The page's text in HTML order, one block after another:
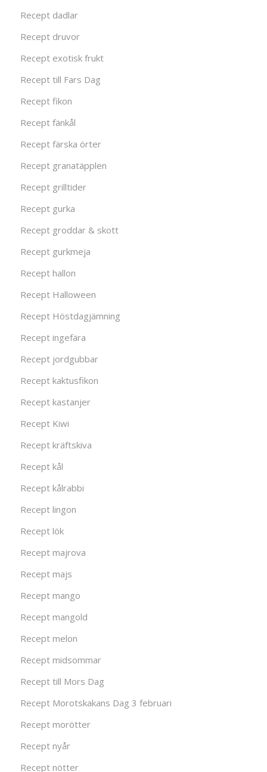
Recept dadlar
Recept druvor
Recept exotisk frukt
Recept till Fars Dag
Recept fikon
Recept fänkål
Recept färska örter
Recept granatäpplen
Recept grilltider
Recept gurka
Recept groddar & skott
Recept gurkmeja
Recept hallon
Recept Halloween
Recept Höstdagjämning
Recept ingefära
Recept jordgubbar
Recept kaktusfikon
Recept kastanjer
Recept Kiwi
Recept kräftskiva
Recept kål
Recept kålrabbi
Recept lingon
Recept lök
Recept majrova
Recept majs
Recept mango
Recept mangold
Recept melon
Recept midsommar
Recept till Mors Dag
Recept Morotskakans Dag 3 februari
Recept morötter
Recept nyår
Recept nötter